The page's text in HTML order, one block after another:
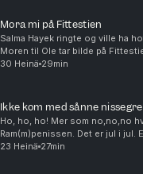
Mora mi på Fittestien
Salma Hayek ringte og ville ha
Moren til Ole tar bilde på
visst en greie med å krangle med dyr.
30 Heinä 29min
Ikke kom med sånne
Ho, ho, ho! Mer som no,no,no
Ram(m)penissen. Det er jul i jul.
Hvilken sunn matrett vil du
23 Heinä 27min